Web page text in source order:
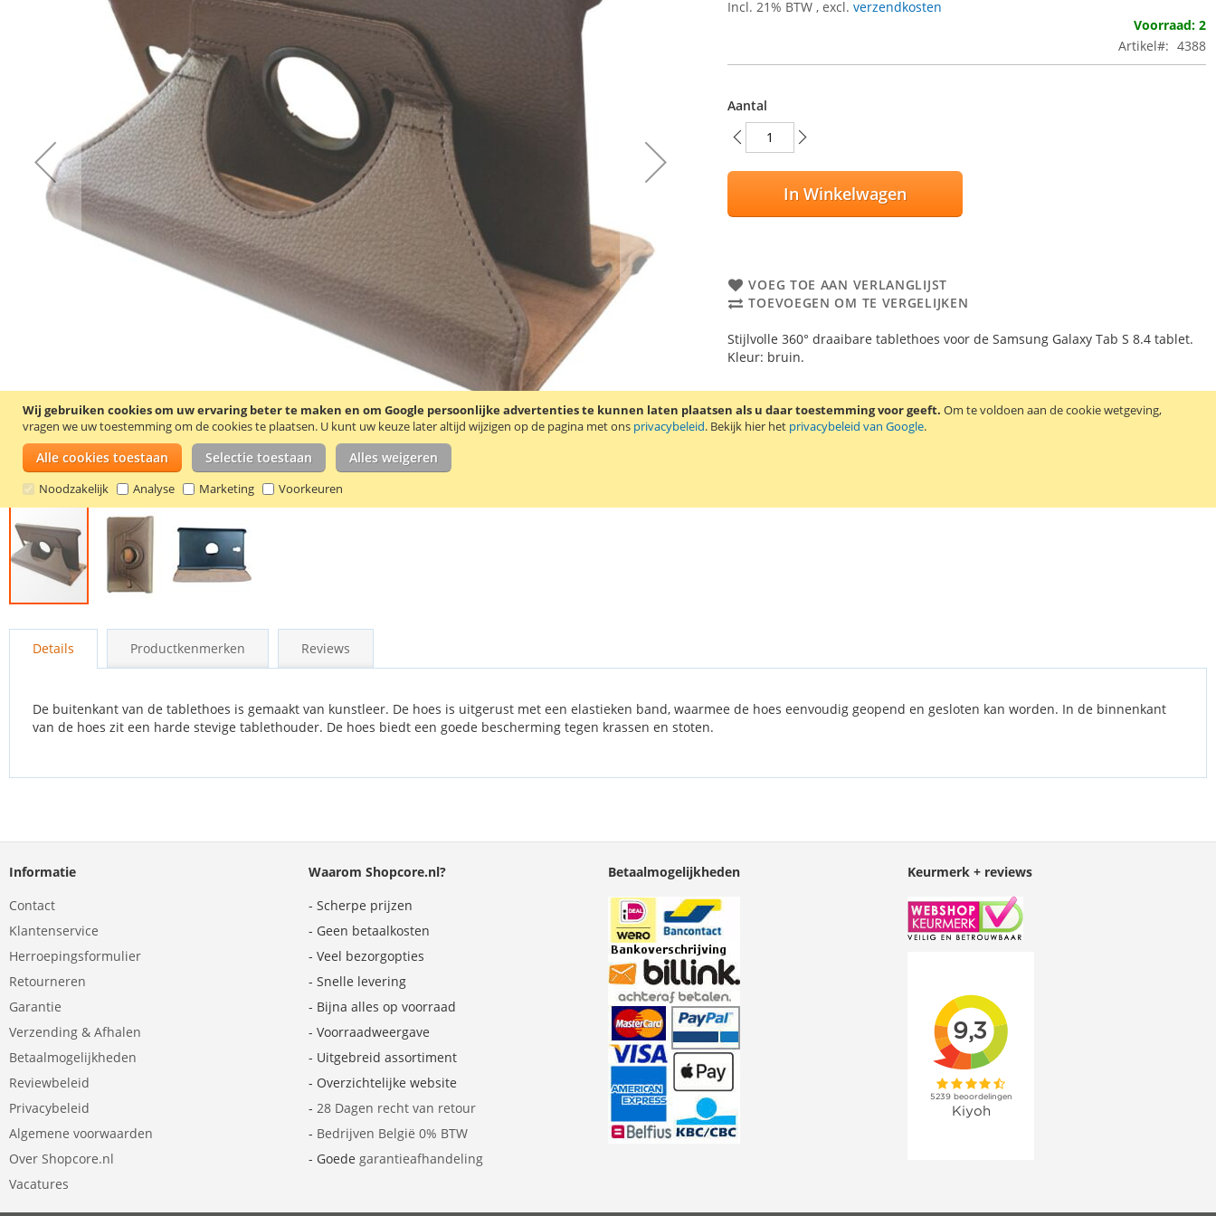
Wij gebruiken cookies om uw ervaring beter te maken en om Google persoonlijke advertenties te kunnen laten plaatsen als u daar toestemming voor geeft. Om te voldoen aan de cookie wetgeving,
vragen we uw toestemming om de cookies te plaatsen. U kunt uw keuze later altijd wijzigen op de pagina met ons privacybeleid. Bekijk hier het privacybeleid van Google.
Alle cookies toestaan Selectie toestaan Alles weigeren
Noodzakelijk Analyse Marketing Voorkeuren
naar
afbeeldingen-
Incl. 21% BTW, excl.verzendkosten
Voorraad: 2
Artikel
4388
Aantal
In Winkelwagen
VOEG TOE AAN VERLANGLIJST
TOEVOEGEN OM TE VERGELIJKEN
Stijlvolle 360° draaibare tablethoes voor de Samsung Galaxy Tab S 8.4 tablet.
Kleur: bruin.
Details Productkenmerken Reviews
De buitenkant van de tablethoes is gemaakt van kunstleer. De hoes is uitgerust met een elastieken band, waarmee de hoes eenvoudig geopend en gesloten kan worden. In de binnenkant
van de hoes zit een harde stevige tablethouder. De hoes biedt een goede bescherming tegen krassen en stoten.
Informatie
Contact
Klantenservice
Herroepingsformulier
Retourneren
Garantie
Verzending & Afhalen
Betaalmogelijkheden
Reviewbeleid
Privacybeleid
Algemene voorwaarden
Over Shopcore.nl
Vacatures
Waarom Shopcore.nl?
- Scherpe prijzen
- Geen betaalkosten
- Veel bezorgopties
- Snelle levering
- Bijna alles op voorraad
- Voorraadweergave
- Uitgebreid assortiment
- Overzichtelijke website
- 28 Dagen recht van retour
- Bedrijven België 0% BTW
- Goede garantieafhandeling
Betaalmogelijkheden Keurmerk + reviews